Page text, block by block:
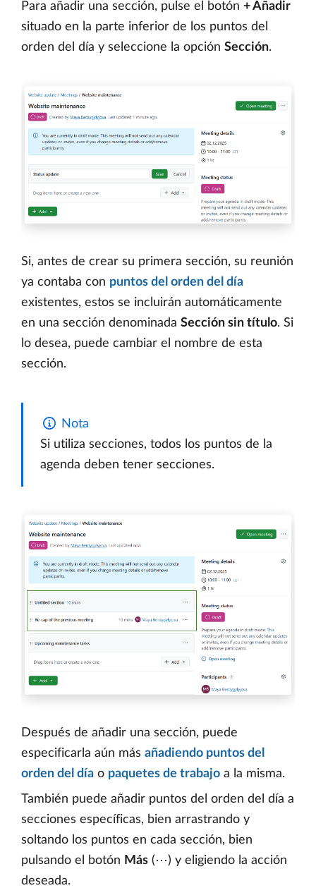
Para añadir una sección, pulse el botón + Añadir
situado en la parte inferior de los puntos del
orden del día y seleccione la opción Sección.
Si, antes de crear su primera sección, su reunión
ya contaba con puntos del orden del día
existentes, estos se incluirán automáticamente
en una sección denominada Sección sin título. Si
lo desea, puede cambiar el nombre de esta
sección.
Nota
Si utiliza secciones, todos los puntos de la
agenda deben tener secciones.
Después de añadir una sección, puede
especificarla aún más añadiendo puntos del
orden del día o paquetes de trabajo a la misma.
También puede añadir puntos del orden del día a
secciones específicas, bien arrastrando y
soltando los puntos en cada sección, bien
pulsando el botón Más (⋯) y eligiendo la acción
deseada.